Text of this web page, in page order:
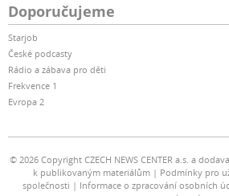
Doporučujeme
Starjob
České podcasty
Rádio a zábava pro děti
Frekvence 1
Evropa 2
© 2026 Copyright CZECH NEWS CENTER a.s. a
k publikovaným materiálům
Podmínky pro
společnosti
Informace o zpracování osobních